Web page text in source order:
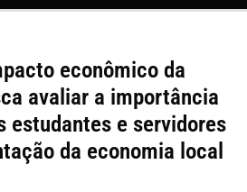
econômico da
avaliar a importância
estudantes e servidores
da economia local